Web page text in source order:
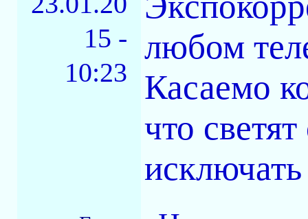
15 -
10:23
любом
Касаемо
что